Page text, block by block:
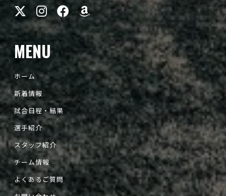
MENU
ホーム
新着情報
試合日程・結果
選手紹介
スタッフ紹介
チーム情報
よくあるご質問